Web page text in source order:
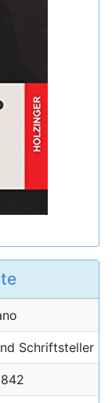
Schriftsteller